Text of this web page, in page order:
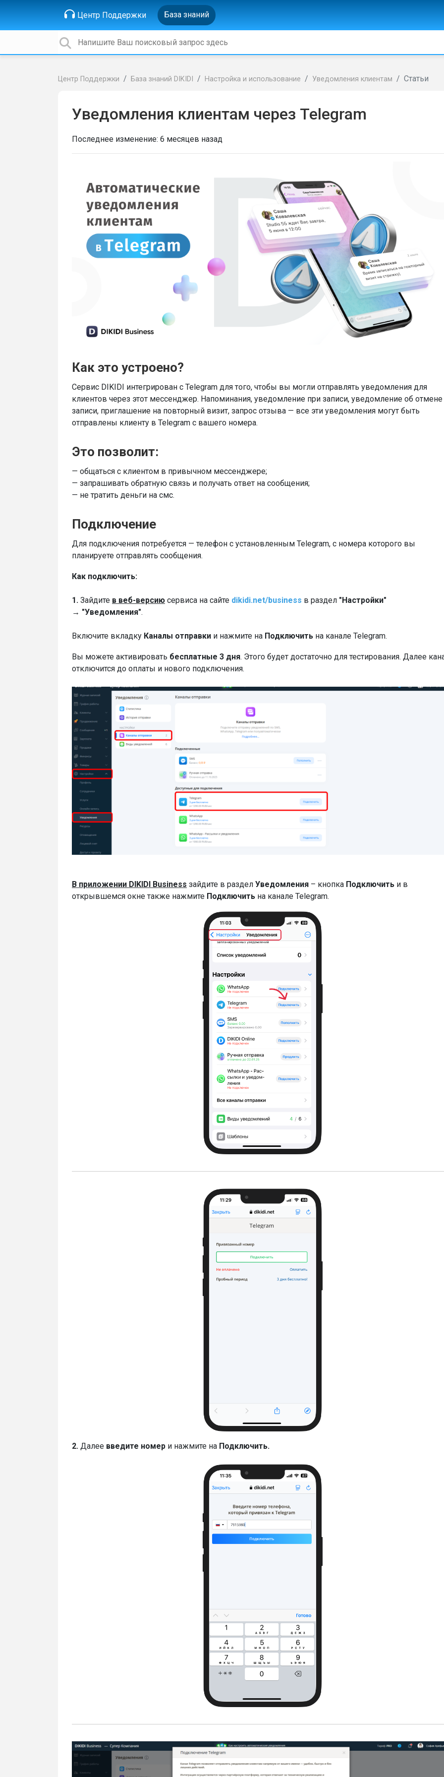
Центр Поддержки База знаний
Центр Поддержки База знаний DIKIDI Настройка и использование Уведомления клиентам Статьи
Уведомления клиентам через Telegram
Последнее изменение: 6 месяцев назад
Как это устроено?
Сервис DIKIDI интегрирован с Telegram для того, чтобы вы могли отправлять уведомления для
клиентов через этот мессенджер. Напоминания, уведомление при записи, уведомление об отмене
записи, приглашение на повторный визит, запрос отзыва — все эти уведомления могут быть
отправлены клиенту в Telegram с вашего номера.
Это позволит:
— общаться с клиентом в привычном мессенджере;
— запрашивать обратную связь и получать ответ на сообщения;
— не тратить деньги на смс.
Подключение
Для подключения потребуется — телефон с установленным Telegram, c номера которого вы
планируете отправлять сообщения.
Как подключить:
1. Зайдите в веб-версию сервиса на сайте dikidi.net/business в раздел "Настройки"
→ "Уведомления".
Включите вкладку Каналы отправки и нажмите на Подключить на канале Telegram.
Вы можете активировать бесплатные 3 дня. Этого будет достаточно для тестирования. Далее
отключится до оплаты и нового подключения.
В приложении DIKIDI Business зайдите в раздел Уведомления – кнопка Подключить и в
открывшемся окне также нажмите Подключить на канале Telegram.
2. Далее введите номер и нажмите на Подключить.